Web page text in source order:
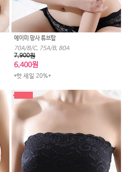
에이미 망사 튜브탑
70A/B/C, 75A/B, 80A
7,900원
6,400원
*핫 세일 20%*